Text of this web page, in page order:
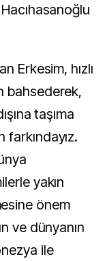
Erkesim, hızlı
bahsederek,
taşıma
yakın
önem
ve dünyanın
ile